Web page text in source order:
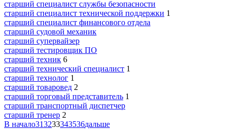
старший специалист службы безопасности
старший специалист технической поддержки 1
старший специалист финансового отдела
старший судовой механик
старший супервайзер
старший тестировщик ПО
старший техник 6
старший технический специалист 1
старший технолог 1
старший товаровед 2
старший торговый представитель 1
старший транспортный диспетчер
старший тренер 2
В начало313233343536дальше